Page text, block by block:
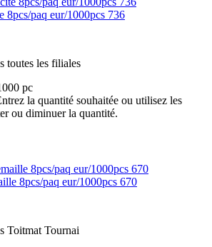
8pcs/paq eur/1000pcs 736
toutes les filiales
pc
la quantité souhaitée ou utilisez les
ou diminuer la quantité.
8pcs/paq eur/1000pcs 670
Toitmat Tournai